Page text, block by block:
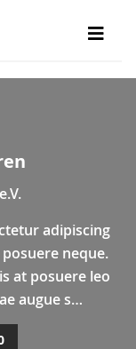
adipiscing
neque.
at posuere leo
augue s…